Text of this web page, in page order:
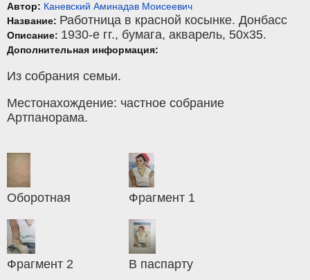
Автор: Каневский Аминадав Моисеевич
Название: Работница в красной косынке. Донбасс
Описание: 1930-е гг., бумага, акварель, 50x35.
Дополнительная информация:
Из собрания семьи.
Местонахождение: частное собрание
Артпанорама.
Оборотная Фрагмент 1
Фрагмент 2 В паспарту